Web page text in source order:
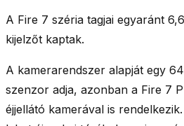
A Fire 7 széria tagjai egyaránt
kijelzőt kaptak.
A kamerarendszer alapját egy
szenzor adja, azonban a Fire 7
éjjellátó kamerával is